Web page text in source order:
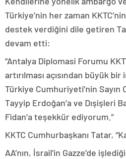
Türkiye’nin her zaman
destek verdiğini dile getiren
devam etti:
“Antalya Diplomasi Forumu
artırılması açısından büyük
Türkiye Cumhuriyeti’nin Sayın
Tayyip Erdoğan’a ve Dışişleri
Fidan’a teşekkür ediyorum.”
KKTC Cumhurbaşkanı Tatar,
AA’nın, İsrail’in Gazze’de